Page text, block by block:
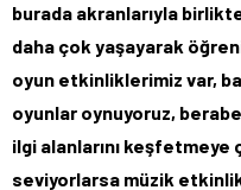
burada akranlarıyla
daha çok yaşayarak
oyun etkinliklerimiz var,
oyunlar oynuyoruz,
ilgi alanlarını keşfetmeye
seviyorlarsa müzik